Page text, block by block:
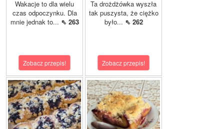
Wakacje to dla wielu
czas odpoczynku. Dla
mnie jednak to... ⇖ 263
Zobacz przepis!
Ta drożdżówka wyszła
tak puszysta, że ciężko
było... ⇖ 262
Zobacz przepis!